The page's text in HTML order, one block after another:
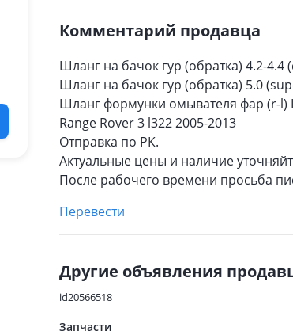
Комментарий продавца
Шланг на бачок гур (обратка) 4.2-4.4
Шланг на бачок гур (обратка) 5.0
Шланг формунки омывателя фар (r-l)
Range Rover 3 l322 2005-2013
Отправка по РК.
Актуальные цены и наличие
После рабочего времени просьба
Перевести
Другие объявления
id20566518
Запчасти